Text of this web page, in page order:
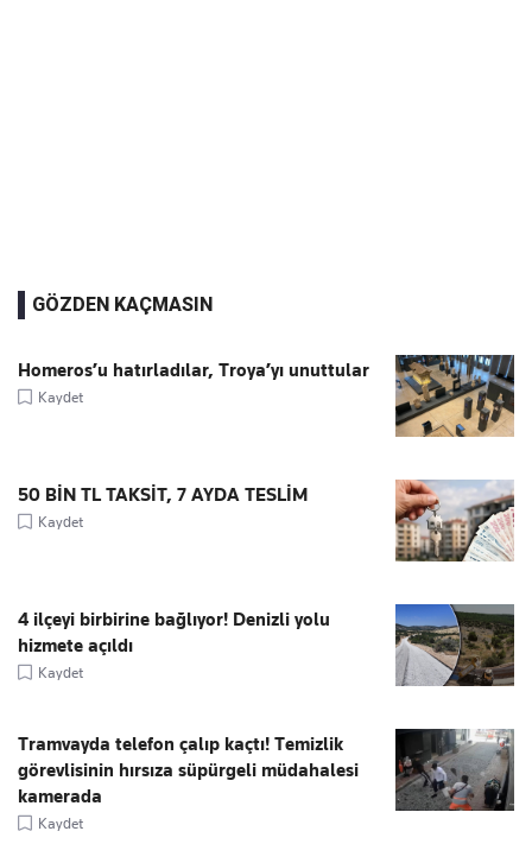
GÖZDEN KAÇMASIN
Homeros’u hatırladılar, Troya’yı unuttular
Kaydet
50 BİN TL TAKSİT, 7 AYDA TESLİM
Kaydet
4 ilçeyi birbirine bağlıyor! Denizli yolu
hizmete açıldı
Kaydet
Tramvayda telefon çalıp kaçtı! Temizlik
görevlisinin hırsıza süpürgeli müdahalesi
kamerada
Kaydet